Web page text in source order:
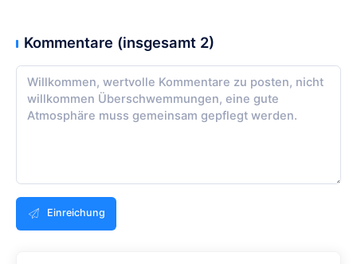
Kommentare (insgesamt 2)
Einreichung